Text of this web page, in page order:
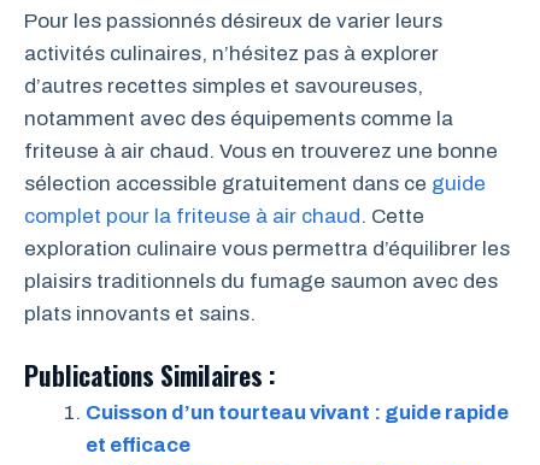
Pour les passionnés désireux de varier leurs
activités culinaires, n’hésitez pas à explorer
d’autres recettes simples et savoureuses,
notamment avec des équipements comme la
friteuse à air chaud. Vous en trouverez une bonne
sélection accessible gratuitement dans ce guide
complet pour la friteuse à air chaud. Cette
exploration culinaire vous permettra d’équilibrer les
plaisirs traditionnels du fumage saumon avec des
plats innovants et sains.
Publications Similaires :
Cuisson d’un tourteau vivant : guide rapide
et efficace